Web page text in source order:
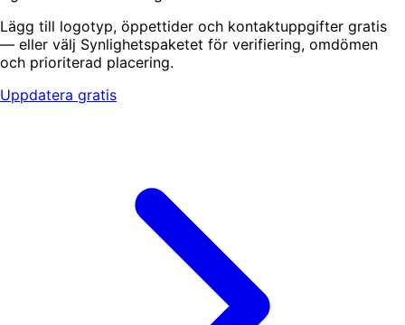
Lägg till logotyp, öppettider och kontaktuppgifter gratis
— eller välj Synlighetspaketet för verifiering, omdömen
och prioriterad placering.
Uppdatera gratis